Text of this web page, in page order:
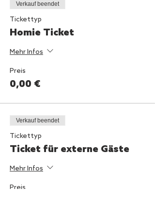
Verkauf beendet
Tickettyp
Homie Ticket
Mehr Infos
Preis
0,00 €
Verkauf beendet
Tickettyp
Ticket für externe Gäste
Mehr Infos
Preis